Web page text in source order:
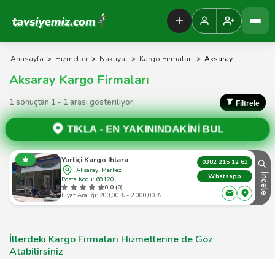
Tavsiyemiz Anasayfa
Anasayfa > Hizmetler > Nakliyat > Kargo Firmaları > Aksaray
Aksaray Kargo Firmaları
1 sonuçtan 1 - 1 arası gösteriliyor. Filtrele
TIKLA - EN YAKININDAKİNİ BUL
Yurtiçi Kargo Ihlara
Aksaray, Merkez
Posta Kodu: 68120
0.0 (0)
Fiyat Aralığı: 200,00 ₺ - 2.000,00 ₺
0382 215 12 63
Whatsapp
İncele
İllerdeki Kargo Firmaları Hizmetlerine de Göz
Atabilirsiniz